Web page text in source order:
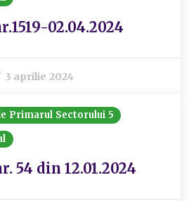
02.04.2024
3 aprilie 2024
Primarul Sectorului 5
54 din 12.01.2024